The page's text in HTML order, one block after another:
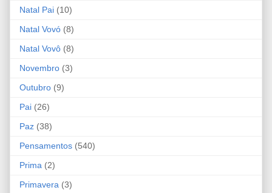
Natal Pai (10)
Natal Vovó (8)
Natal Vovô (8)
Novembro (3)
Outubro (9)
Pai (26)
Paz (38)
Pensamentos (540)
Prima (2)
Primavera (3)